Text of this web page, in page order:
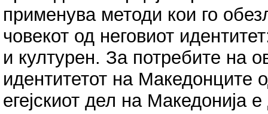
применува методи кои го
човекот од неговиот
и културен. За потребите на
идентитетот на Македонците
егејскиот дел на Македонија